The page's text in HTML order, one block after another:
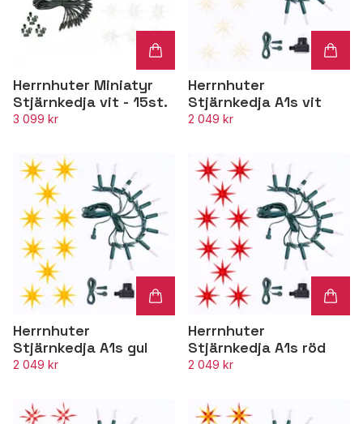
Herrnhuter Miniatyr
Stjärnkedja vit - 15st.
3 099 kr
Herrnhuter
Stjärnkedja A1s vit
2 049 kr
Herrnhuter
Stjärnkedja A1s gul
2 049 kr
Herrnhuter
Stjärnkedja A1s röd
2 049 kr